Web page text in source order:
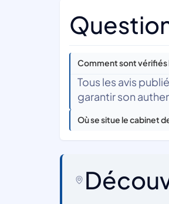
Comment sont vérifiés
Tous les avis
garantir son
Où se situe le cabinet